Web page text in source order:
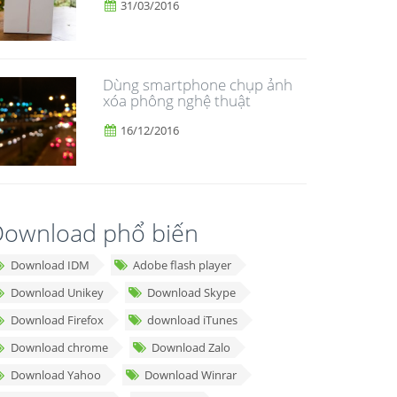
31/03/2016
Dùng smartphone chụp ảnh
xóa phông nghệ thuật
16/12/2016
phổ biến
Download IDM
Adobe flash player
Download Unikey
Download Skype
Download Firefox
download iTunes
Download chrome
Download Zalo
Download Yahoo
Download Winrar